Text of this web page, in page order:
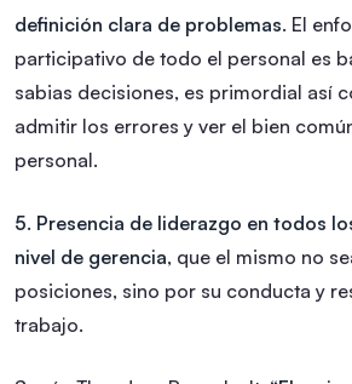
definición clara de problemas. El
participativo de todo el personal es
sabias decisiones, es primordial así
admitir los errores y ver el bien
personal.
5. Presencia de liderazgo en todos
nivel de gerencia, que el mismo no
posiciones, sino por su conducta y
trabajo.